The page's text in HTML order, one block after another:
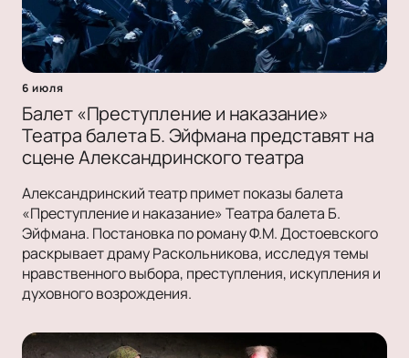
6 июля
Балет «Преступление и наказание»
Театра балета Б. Эйфмана представят на
сцене Александринского театра
Александринский театр примет показы балета
«Преступление и наказание» Театра балета Б.
Эйфмана. Постановка по роману Ф.М. Достоевского
раскрывает драму Раскольникова, исследуя темы
нравственного выбора, преступления, искупления и
духовного возрождения.